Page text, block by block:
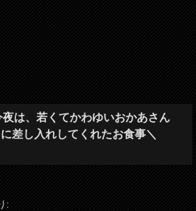
は、若くてかわゆいおかあさん
差し入れしてくれたお食事＼
: